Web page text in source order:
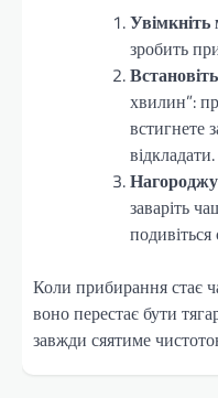
Увімкніть
зробить
хвилин”:
встигнете
відкладати.
заваріть
Коли прибирання стає
воно перестає бути
завжди сяятиме